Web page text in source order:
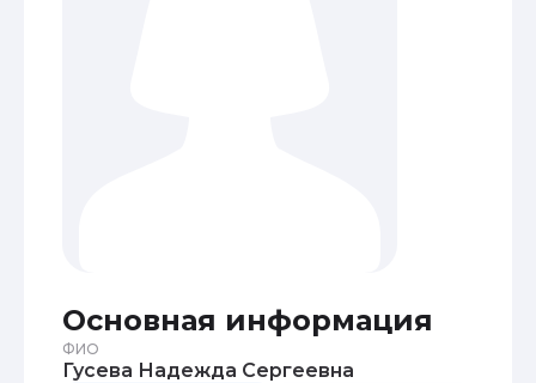
Основная информация
ФИО
Гусева Надежда Сергеевна